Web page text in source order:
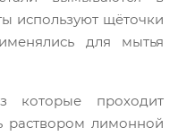
используют щёточки
для мытья
которые проходит
раствором лимонной